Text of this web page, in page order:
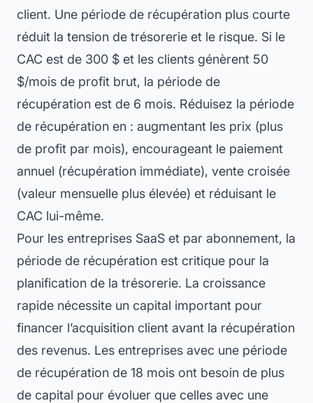
client. Une période de récupération plus courte
réduit la tension de trésorerie et le risque. Si le
CAC est de 300 $ et les clients génèrent 50
$/mois de profit brut, la période de
récupération est de 6 mois. Réduisez la période
de récupération en : augmentant les prix (plus
de profit par mois), encourageant le paiement
annuel (récupération immédiate), vente croisée
(valeur mensuelle plus élevée) et réduisant le
CAC lui-même.
Pour les entreprises SaaS et par abonnement, la
période de récupération est critique pour la
planification de la trésorerie. La croissance
rapide nécessite un capital important pour
financer l’acquisition client avant la récupération
des revenus. Les entreprises avec une période
de récupération de 18 mois ont besoin de plus
de capital pour évoluer que celles avec une